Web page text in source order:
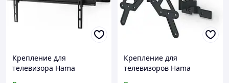
Крепление для
телевизора Hama
Крепление для
телевизоров Hama